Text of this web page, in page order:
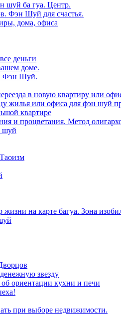
шуй ба гуа. Центр.
Фэн Шуй для счастья.
дома, офиса
деньги
доме.
Фэн Шуй.
в новую квартиру или
жилья или офиса для фэн шуй
квартире
и процветания. Метод
шуй
на карте багуа. Зона
звезду
ориентации кухни и печи
при выборе недвижимости.